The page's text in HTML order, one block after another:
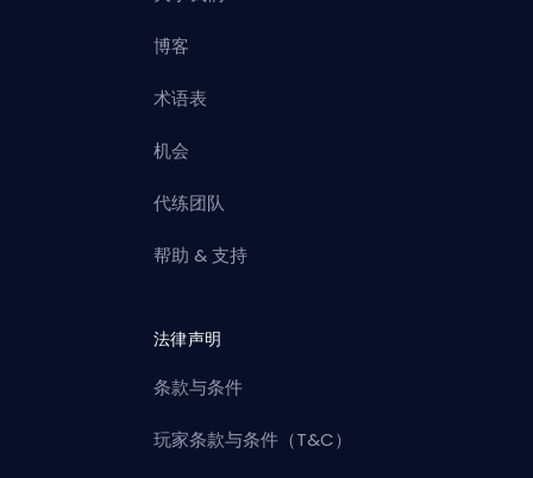
博客
术语表
机会
代练团队
帮助 & 支持
法律声明
条款与条件
玩家条款与条件（T&C）